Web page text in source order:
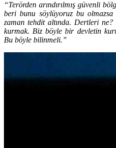
“Terörden arındırılmış güvenli
beri bunu söylüyoruz bu
zaman tehdit altında. Dertleri
kurmak. Biz böyle bir devletin
Bu böyle bilinmeli.”